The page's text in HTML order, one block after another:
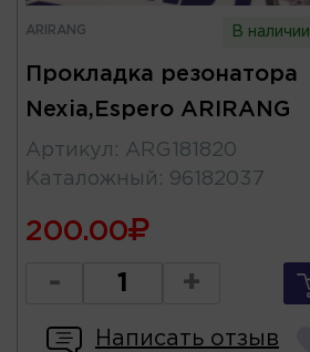
ARIRANG В наличии
Прокладка резонатора
Nexia,Espero ARIRANG
Артикул : ARG181820
Каталожный : 96182037
200.00
- +
Написать отзыв